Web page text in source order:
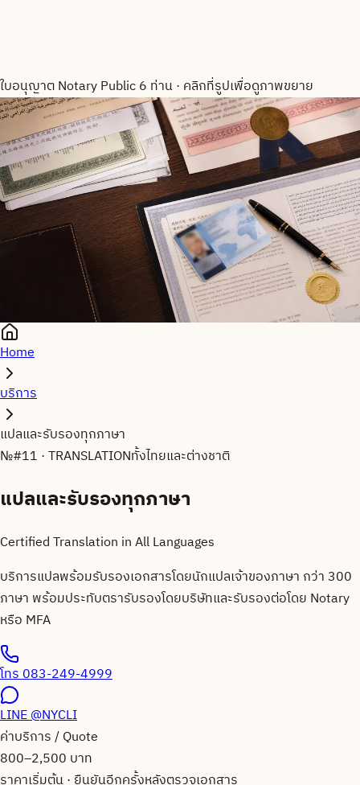
ใบอนุญาต Notary Public 6 ท่าน· คลิกที่รูปเพื่อดูภาพขยาย
Home
บริการ
แปลและรับรองทุกภาษา
№#11 · TRANSLATIONทั้งไทยและต่างชาติ
แปลและรับรองทุกภาษา
Certified Translation in All Languages
บริการแปลพร้อมรับรองเอกสารโดยนักแปลเจ้าของภาษา กว่า 300
ภาษา พร้อมประทับตรารับรองโดยบริษัทและรับรองต่อโดย Notary
หรือ MFA
โทร083-249-4999
LINE@NYCLI
ค่าบริการ / Quote
800–2,500 บาท